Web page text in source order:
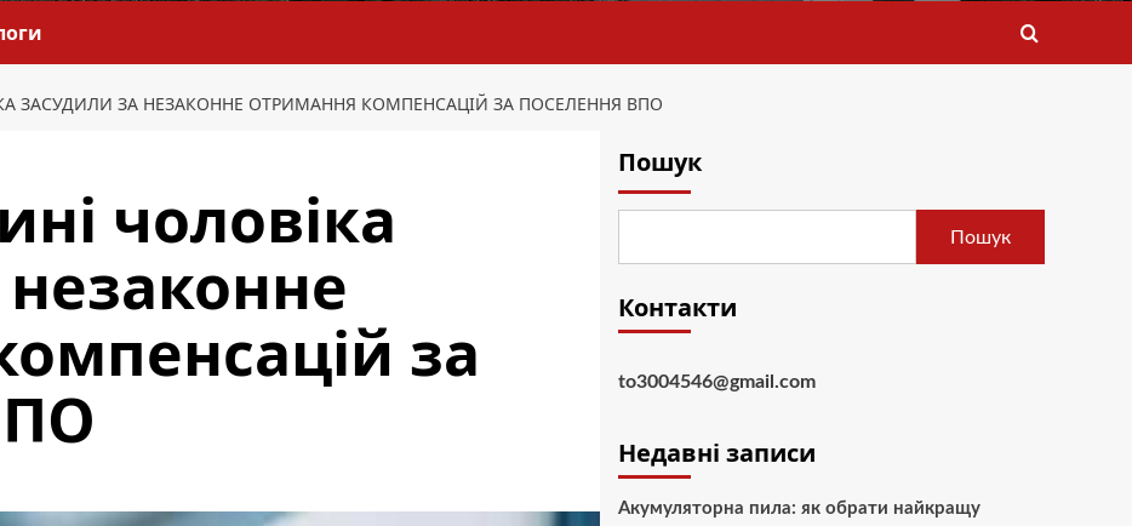
ЗАСУДИЛИ ЗА НЕЗАКОННЕ ОТРИМАННЯ КОМПЕНСАЦІЙ ЗА ПОСЕЛЕННЯ ВПО
чоловіка
за
Пошук
Пошук
Контакти
to3004546@gmail.com
Недавні записи
Акумуляторна пила: як обрати найкращу